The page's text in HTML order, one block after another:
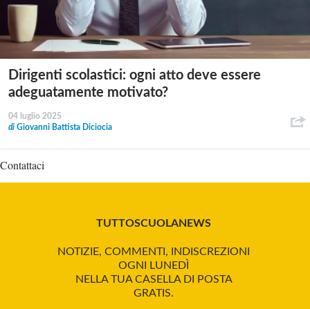
Dirigenti scolastici: ogni atto deve essere
adeguatamente motivato?
04 luglio 2025
di Giovanni Battista Diciocia
Contattaci
TUTTOSCUOLANEWS
NOTIZIE, COMMENTI, INDISCREZIONI
OGNI LUNEDÌ
NELLA TUA CASELLA DI POSTA
GRATIS.